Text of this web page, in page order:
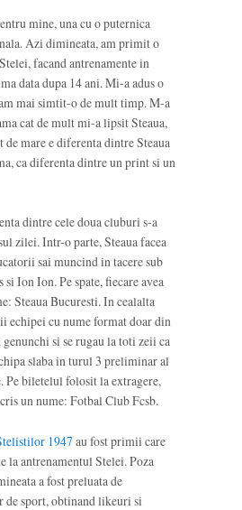
mine, una cu o puternica
Azi dimineata, am primit o
facand antrenamente in
data dupa 14 ani. Mi-a adus o
mai simtit-o de mult timp. M-a
cat de mult mi-a lipsit Steaua,
de mare e diferenta dintre Steaua
ca diferenta dintre un print si un
dintre cele doua cluburi s-a
zilei. Intr-o parte, Steaua facea
sai muncind in tacere sub
Ion Ion. Pe spate, fiecare avea
Steaua Bucuresti. In cealalta
echipei cu nume format doar din
genunchi si se rugau la toti zeii ca
slaba in turul 3 preliminar al
Pe biletelul folosit la extragere,
un nume: Fotbal Club Fcsb.
1947au fost primii care
la antrenamentul Stelei. Poza
a fost preluata de
de sport, obtinand likeuri si